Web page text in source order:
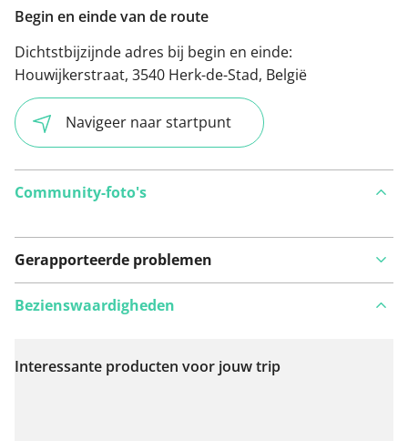
Begin en einde van de route
Dichtstbijzijnde adres bij begin en einde:
Houwijkerstraat, 3540 Herk-de-Stad, België
Navigeer naar startpunt
Community-foto's
Gerapporteerde problemen
Bekijk op kaart
Bezienswaardigheden
Interessante producten voor jouw trip